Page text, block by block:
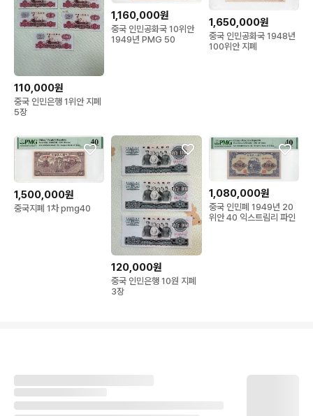
110,000원
중국 인민은행 1위안 지폐
5장
1,160,000원
중국 인민공화국 10위안
1949년 PMG 50
1,650,000원
중국 인민공화국 1948년
100위안 지폐
1,500,000원
중국지폐 1차 pmg40
120,000원
중국 인민은행 10원 지폐
3장
1,080,000원
중국 인민폐 1949년 20
위안 40 익스트림리 파인